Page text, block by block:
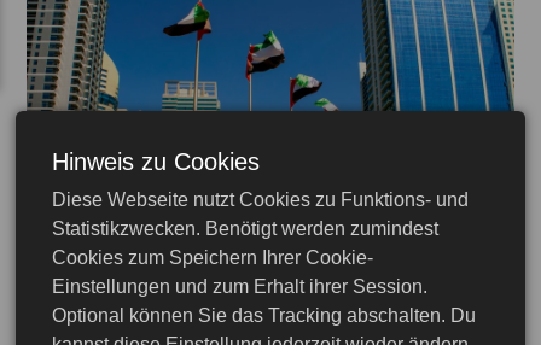
VAE
22.10.2025
Hinweis zu Cookies
Diese Webseite nutzt Cookies zu Funktions- und
Statistikzwecken. Benötigt werden zumindest
Cookies zum Speichern Ihrer Cookie-
Einstellungen und zum Erhalt ihrer Session.
Optional können Sie das Tracking abschalten. Du